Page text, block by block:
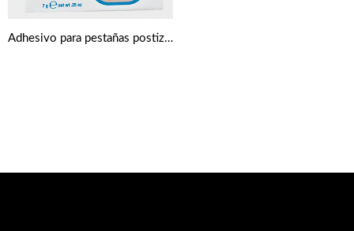
Adhesivo para pestañas postizas transparente 7 g de Ardell Duo